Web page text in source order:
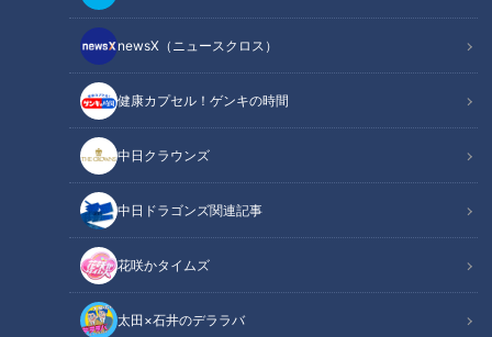
newsX（ニュースクロス）
健康カプセル！ゲンキの時間
中日クラウンズ
中日ドラゴンズ関連記事
花咲かタイムズ
太田×石井のデララバ
モテレビ #福島アナ #コラボ #参観日
記事に戻る